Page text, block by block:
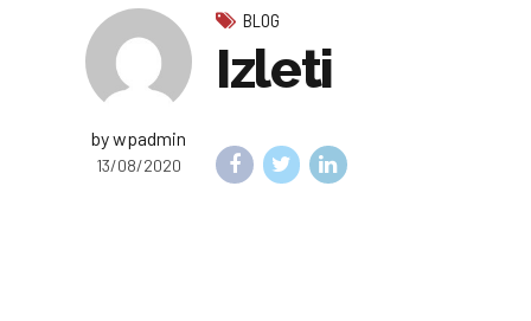
by wpadmin
13/08/2020
BLOG
Izleti